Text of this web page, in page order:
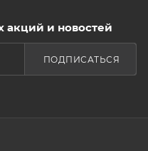
кожи.
в эпидермис
акций и новостей
ПОДПИСАТЬСЯ